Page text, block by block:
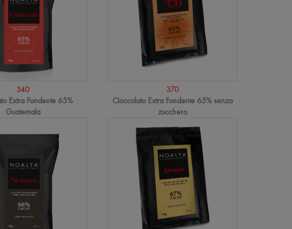
340
Extra Fondente 65%
Guatemala
370
Cioccolato Extra Fondente 65% senza
zucchero